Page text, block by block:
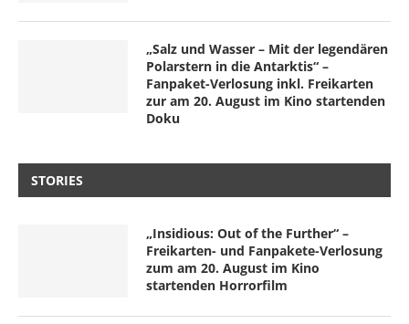
„Salz und Wasser – Mit der legendären
Polarstern in die Antarktis“ –
Fanpaket-Verlosung inkl. Freikarten
zur am 20. August im Kino startenden
Doku
STORIES
„Insidious: Out of the Further“ –
Freikarten- und Fanpakete-Verlosung
zum am 20. August im Kino
startenden Horrorfilm